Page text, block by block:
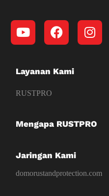
Layanan Kami
RUSTPRO
Mengapa RUSTPRO
Jaringan Kami
domorustandprotection.com